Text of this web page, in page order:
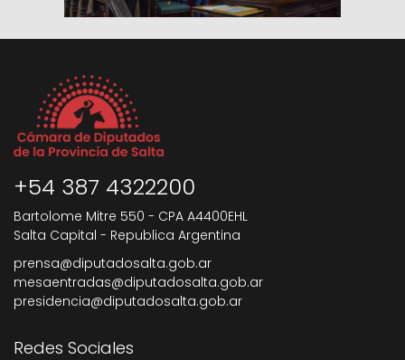
+54 387 4322200
Bartolome Mitre 550 - CPA A4400EHL
Salta Capital - Republica Argentina
prensa@diputadosalta.gob.ar
mesaentradas@diputadosalta.gob.ar
presidencia@diputadosalta.gob.ar
Redes Sociales